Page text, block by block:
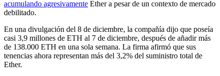
acumulando agresivamente Ether a pesar de un contexto de mercado
debilitado.
En una divulgación del 8 de diciembre, la compañía dijo que poseía
casi 3,9 millones de ETH al 7 de diciembre, después de añadir más
de 138.000 ETH en una sola semana. La firma afirmó que sus
tenencias ahora representan más del 3,2% del suministro total de
Ether.